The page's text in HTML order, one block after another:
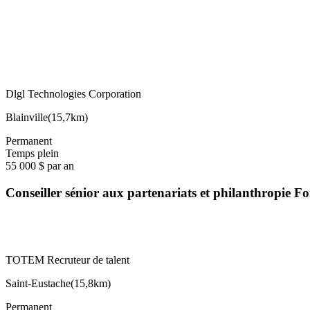
Dlgl Technologies Corporation
Blainville(15,7km)
Permanent
Temps plein
55 000 $ par an
Conseiller sénior aux partenariats et philanthropie
TOTEM Recruteur de talent
Saint-Eustache(15,8km)
Permanent